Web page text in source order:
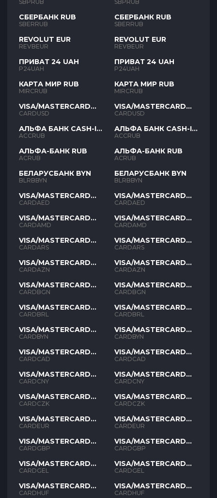
SBPRUB
СБЕРБАНК RUB
SBERRUB
REVOLUT EUR
REVBEUR
ПРИВАТ 24 UAH
P24UAH
КАРТА МИР RUB
MIRCRUB
VISA/MASTERCARD
USD
CARDUSD
АЛЬФА БАНК CASH-IN
RUB
ACCRUB
АЛЬФА-БАНК RUB
ACRUB
БЕЛАРУСБАНК BYN
BLRBBYN
VISA/MASTERCARD
AED
CARDAED
VISA/MASTERCARD
AMD
CARDAMD
VISA/MASTERCARD
ARS
CARDARS
VISA/MASTERCARD
AZN
CARDAZN
VISA/MASTERCARD
BGN
CARDBGN
VISA/MASTERCARD
BRL
CARDBRL
VISA/MASTERCARD
BYN
CARDBYN
VISA/MASTERCARD
CAD
CARDCAD
VISA/MASTERCARD
CNY
CARDCNY
VISA/MASTERCARD
CZK
CARDCZK
VISA/MASTERCARD
EUR
CARDEUR
VISA/MASTERCARD
GBP
CARDGBP
VISA/MASTERCARD
GEL
CARDGEL
VISA/MASTERCARD
HUF
CARDHUF
SBPRUB
СБЕРБАНК RUB
SBERRUB
REVOLUT EUR
REVBEUR
ПРИВАТ 24 UAH
P24UAH
КАРТА МИР RUB
MIRCRUB
VISA/MASTERCARD
USD
CARDUSD
АЛЬФА БАНК CASH-IN
RUB
ACCRUB
АЛЬФА-БАНК RUB
ACRUB
БЕЛАРУСБАНК BYN
BLRBBYN
VISA/MASTERCARD
AED
CARDAED
VISA/MASTERCARD
AMD
CARDAMD
VISA/MASTERCARD
ARS
CARDARS
VISA/MASTERCARD
AZN
CARDAZN
VISA/MASTERCARD
BGN
CARDBGN
VISA/MASTERCARD
BRL
CARDBRL
VISA/MASTERCARD
BYN
CARDBYN
VISA/MASTERCARD
CAD
CARDCAD
VISA/MASTERCARD
CNY
CARDCNY
VISA/MASTERCARD
CZK
CARDCZK
VISA/MASTERCARD
EUR
CARDEUR
VISA/MASTERCARD
GBP
CARDGBP
VISA/MASTERCARD
GEL
CARDGEL
VISA/MASTERCARD
HUF
CARDHUF